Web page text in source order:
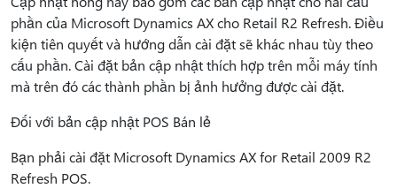
phần của Microsoft Dynamics AX cho Retail R2 Refresh. Điều
kiện tiên quyết và hướng dẫn cài đặt sẽ khác nhau tùy theo
cấu phần. Cài đặt bản cập nhật thích hợp trên mỗi máy tính
mà trên đó các thành phần bị ảnh hưởng được cài đặt.
Đối với bản cập nhật POS Bán lẻ
Bạn phải cài đặt Microsoft Dynamics AX for Retail 2009 R2
Refresh POS.